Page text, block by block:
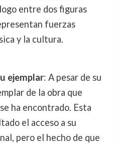
entre dos figuras
fuerzas
y la cultura.
ejemplar: A pesar de su
de la obra que
ha encontrado. Esta
el acceso a su
pero el hecho de que